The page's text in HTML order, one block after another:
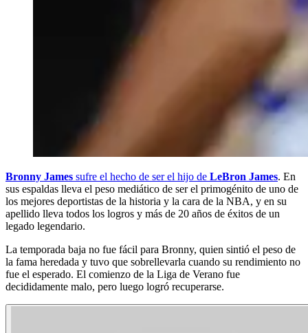
Bronny James sufre el hecho de ser el hijo de LeBron James. En
sus espaldas lleva el peso mediático de ser el primogénito de uno de
los mejores deportistas de la historia y la cara de la NBA, y en su
apellido lleva todos los logros y más de 20 años de éxitos de un
legado legendario.
La temporada baja no fue fácil para Bronny, quien sintió el peso de
la fama heredada y tuvo que sobrellevarla cuando su rendimiento no
fue el esperado. El comienzo de la Liga de Verano fue
decididamente malo, pero luego logró recuperarse.